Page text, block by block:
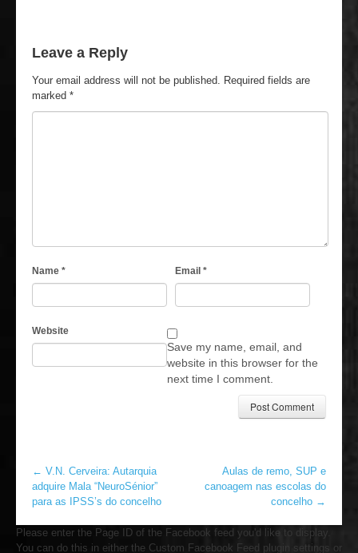
Leave a Reply
Your email address will not be published. Required fields are
marked *
Name * Email *
Website
Save my name, email, and
website in this browser for the
next time I comment.
← V.N. Cerveira: Autarquia
adquire Mala “NeuroSénior”
para as IPSS’s do concelho
Aulas de remo, SUP e
canoagem nas escolas do
concelho →
Please enter the Page ID of the Facebook feed you'd like to display.
You can do this in either the Custom Facebook Feed plugin settings or